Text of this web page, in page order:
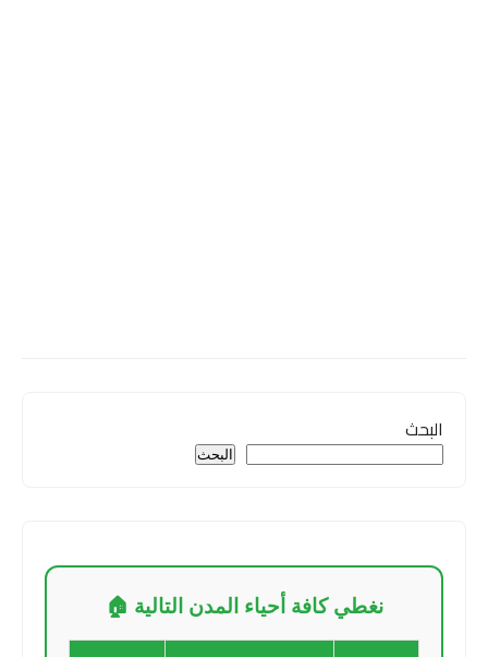
البحث
البحث
نغطي كافة أحياء المدن التالية 🏠